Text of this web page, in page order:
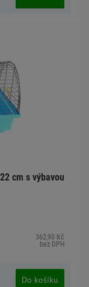
cm s výbavou
362,90 Kč
bez DPH
Do košíku